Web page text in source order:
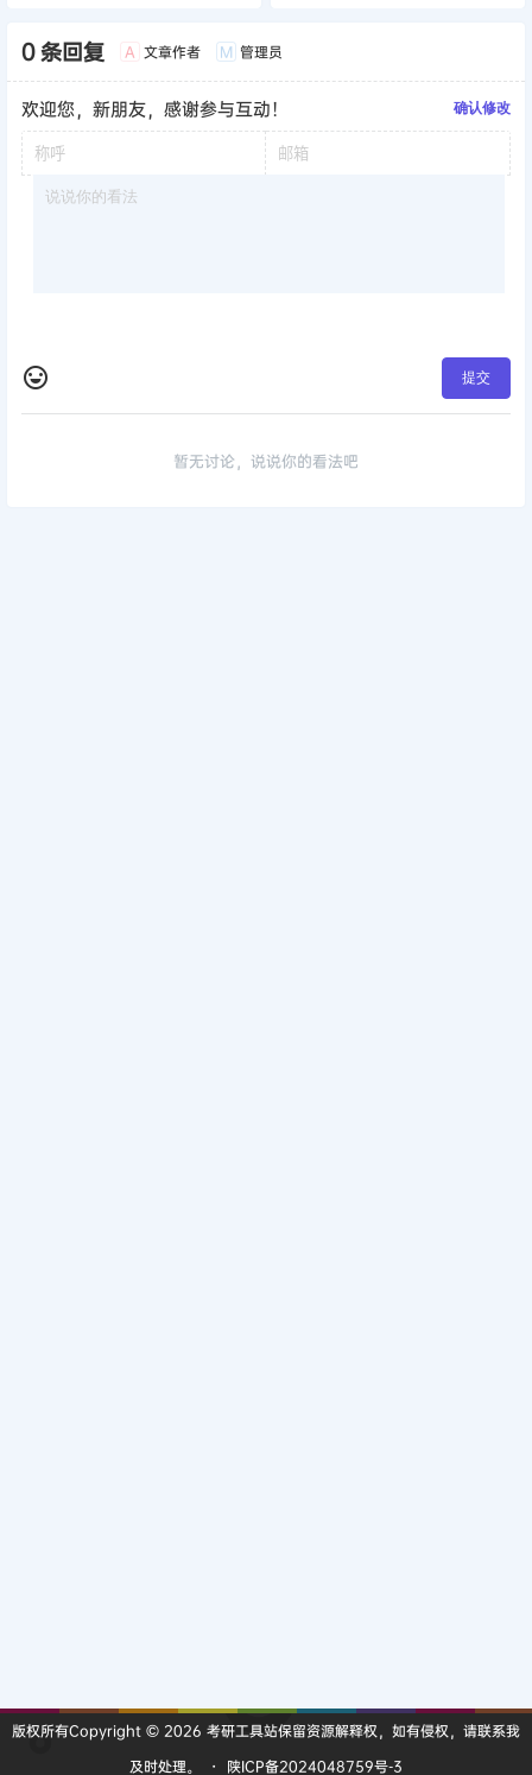
0 条回复 A 文章作者 M 管理员
欢迎您，新朋友，感谢参与互动！ 确认修改
提交
暂无讨论，说说你的看法吧
版权所有Copyright © 2026 考研工具站保留资源解释权，如有侵权，请联系我
及时处理。
・ 陕ICP备2024048759号-3